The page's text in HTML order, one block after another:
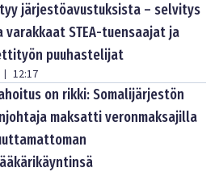
järjestöavustuksista – selvitys
varakkaat STEA-tuensaajat ja
puuhastelijat
| 12:17
on rikki: Somalijärjestön
maksatti veronmaksajilla